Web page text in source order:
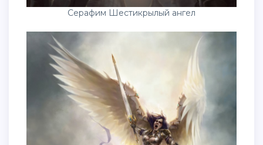
Серафим Шестикрылый ангел